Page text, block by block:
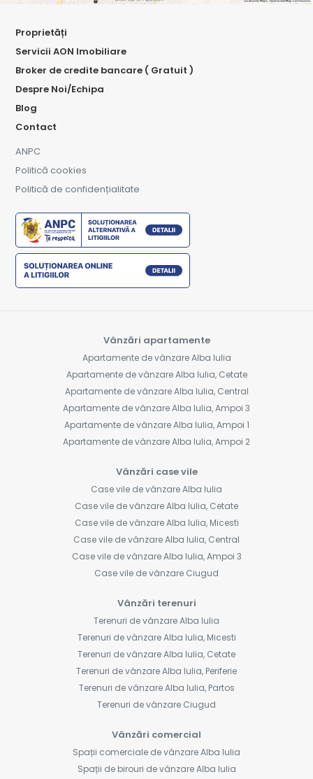
Proprietăți
Servicii AON Imobiliare
Broker de credite bancare ( Gratuit )
Despre Noi/Echipa
Blog
Contact
ANPC
Politică cookies
Politică de confidențialitate
Vânzări apartamente
Apartamente de vânzare Alba Iulia
Apartamente de vânzare Alba Iulia, Cetate
Apartamente de vânzare Alba Iulia, Central
Apartamente de vânzare Alba Iulia, Ampoi 3
Apartamente de vânzare Alba Iulia, Ampoi 1
Apartamente de vânzare Alba Iulia, Ampoi 2
Vânzări case vile
Case vile de vânzare Alba Iulia
Case vile de vânzare Alba Iulia, Cetate
Case vile de vânzare Alba Iulia, Micesti
Case vile de vânzare Alba Iulia, Central
Case vile de vânzare Alba Iulia, Ampoi 3
Case vile de vânzare Ciugud
Vânzări terenuri
Terenuri de vânzare Alba Iulia
Terenuri de vânzare Alba Iulia, Micesti
Terenuri de vânzare Alba Iulia, Cetate
Terenuri de vânzare Alba Iulia, Periferie
Terenuri de vânzare Alba Iulia, Partos
Terenuri de vânzare Ciugud
Vânzări comercial
Spații comerciale de vânzare Alba Iulia
Spații de birouri de vânzare Alba Iulia